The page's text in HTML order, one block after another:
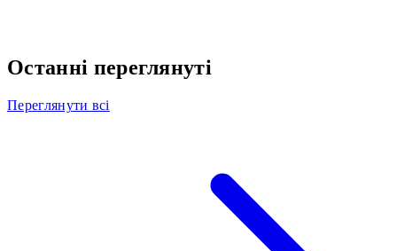
Останні переглянуті
Переглянути всі